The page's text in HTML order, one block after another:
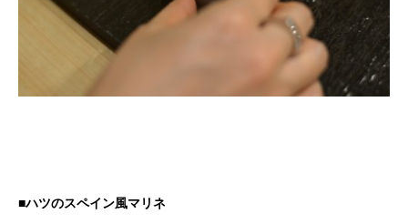
■ハツのスペイン風マリネ